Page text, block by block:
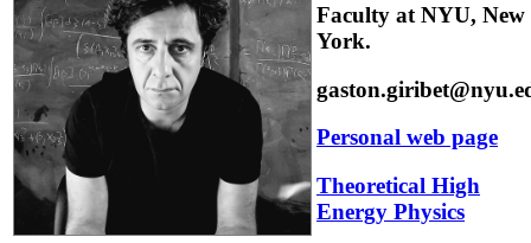
Faculty at NYU, New
York.
Personal web page
Theoretical High
Energy Physics